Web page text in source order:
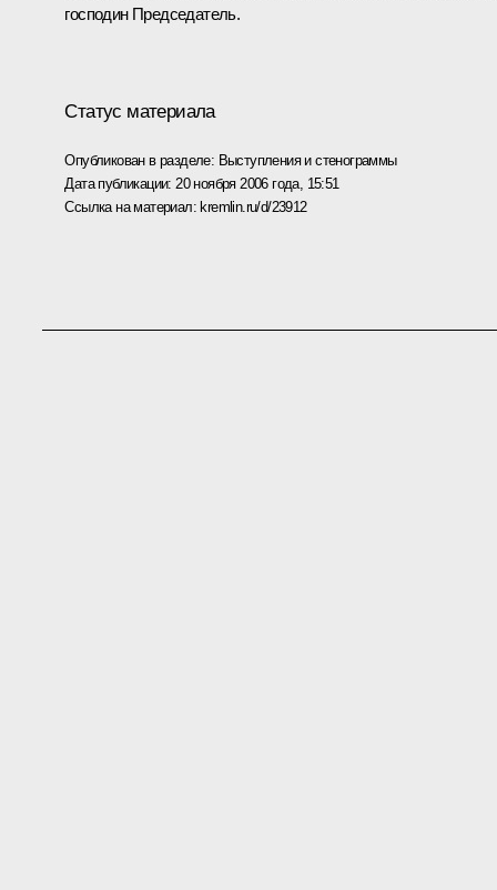
господин Председатель.
Статус материала
Опубликован в разделе: Выступления и стенограммы
Дата публикации: 20 ноября 2006 года, 15:51
Ссылка на материал:kremlin.ru/d/23912